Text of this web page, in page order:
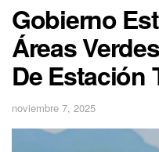
Gobierno
Áreas
De Estación
noviembre 7, 2025